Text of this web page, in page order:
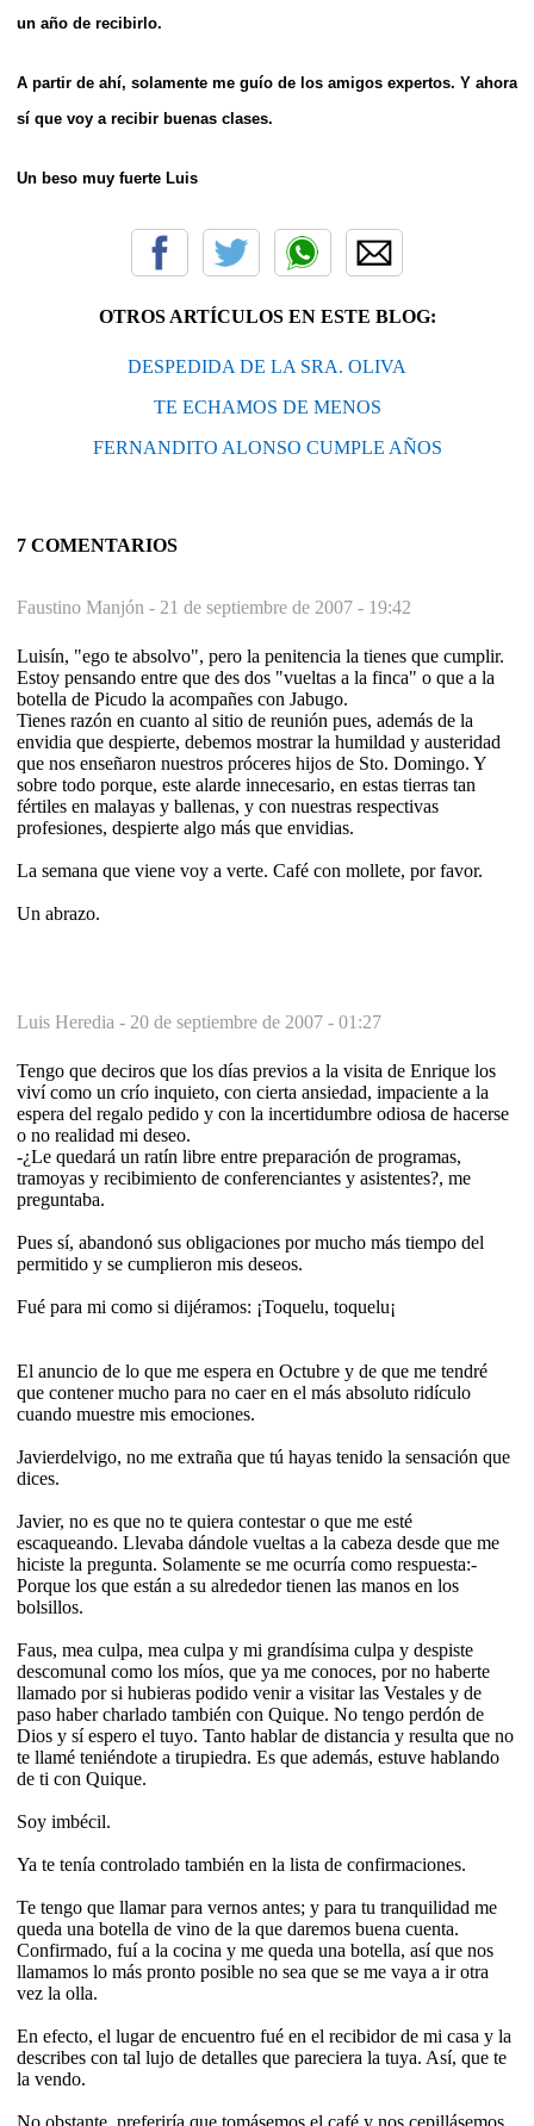
un año de recibirlo.
A partir de ahí, solamente me guío de los amigos expertos. Y ahora
sí que voy a recibir buenas clases.
Un beso muy fuerte Luis
OTROS ARTÍCULOS EN ESTE BLOG:
DESPEDIDA DE LA SRA. OLIVA
TE ECHAMOS DE MENOS
FERNANDITO ALONSO CUMPLE AÑOS
7 COMENTARIOS
Faustino Manjón - 21 de septiembre de 2007 - 19:42
Luisín, "ego te absolvo", pero la penitencia la tienes que cumplir.
Estoy pensando entre que des dos "vueltas a la finca" o que a la
botella de Picudo la acompañes con Jabugo.
Tienes razón en cuanto al sitio de reunión pues, además de la
envidia que despierte, debemos mostrar la humildad y austeridad
que nos enseñaron nuestros próceres hijos de Sto. Domingo. Y
sobre todo porque, este alarde innecesario, en estas tierras tan
fértiles en malayas y ballenas, y con nuestras respectivas
profesiones, despierte algo más que envidias.
La semana que viene voy a verte. Café con mollete, por favor.
Un abrazo.
Luis Heredia - 20 de septiembre de 2007 - 01:27
Tengo que deciros que los días previos a la visita de Enrique los
viví como un crío inquieto, con cierta ansiedad, impaciente a la
espera del regalo pedido y con la incertidumbre odiosa de hacerse
o no realidad mi deseo.
-¿Le quedará un ratín libre entre preparación de programas,
tramoyas y recibimiento de conferenciantes y asistentes?, me
preguntaba.
Pues sí, abandonó sus obligaciones por mucho más tiempo del
permitido y se cumplieron mis deseos.
Fué para mi como si dijéramos: ¡Toquelu, toquelu¡
El anuncio de lo que me espera en Octubre y de que me tendré
que contener mucho para no caer en el más absoluto ridículo
cuando muestre mis emociones.
Javierdelvigo, no me extraña que tú hayas tenido la sensación que
dices.
Javier, no es que no te quiera contestar o que me esté
escaqueando. Llevaba dándole vueltas a la cabeza desde que me
hiciste la pregunta. Solamente se me ocurría como respuesta:-
Porque los que están a su alrededor tienen las manos en los
bolsillos.
Faus, mea culpa, mea culpa y mi grandísima culpa y despiste
descomunal como los míos, que ya me conoces, por no haberte
llamado por si hubieras podido venir a visitar las Vestales y de
paso haber charlado también con Quique. No tengo perdón de
Dios y sí espero el tuyo. Tanto hablar de distancia y resulta que no
te llamé teniéndote a tirupiedra. Es que además, estuve hablando
de ti con Quique.
Soy imbécil.
Ya te tenía controlado también en la lista de confirmaciones.
Te tengo que llamar para vernos antes; y para tu tranquilidad me
queda una botella de vino de la que daremos buena cuenta.
Confirmado, fuí a la cocina y me queda una botella, así que nos
llamamos lo más pronto posible no sea que se me vaya a ir otra
vez la olla.
En efecto, el lugar de encuentro fué en el recibidor de mi casa y la
describes con tal lujo de detalles que pareciera la tuya. Así, que te
la vendo.
No obstante, preferiría que tomásemos el café y nos cepillásemos